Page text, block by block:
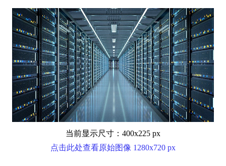
当前显示尺寸：400x225 px
点击此处查看原始图像 1280x720 px